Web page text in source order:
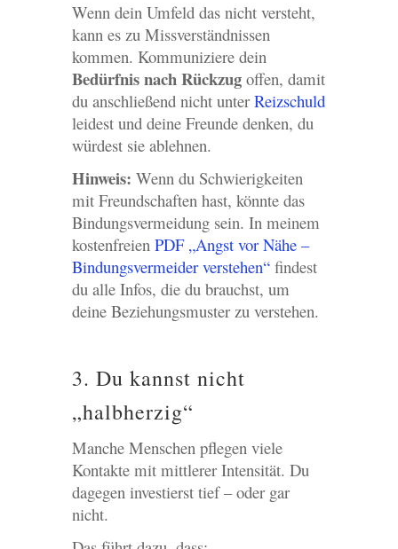
Wenn dein Umfeld das nicht versteht,
kann es zu Missverständnissen
kommen. Kommuniziere dein
Bedürfnis nach Rückzugoffen, damit
du anschließend nicht unter Reizschuld
leidest und deine Freunde denken, du
würdest sie ablehnen.
Hinweis: Wenn du Schwierigkeiten
mit Freundschaften hast, könnte das
Bindungsvermeidung sein. In meinem
kostenfreien PDF „Angst vor Nähe –
Bindungsvermeider verstehen“findest
du alle Infos, die du brauchst, um
deine Beziehungsmuster zu verstehen.
3. Du kannst nicht
„halbherzig“
Manche Menschen pflegen viele
Kontakte mit mittlerer Intensität. Du
dagegen investierst tief – oder gar
nicht.